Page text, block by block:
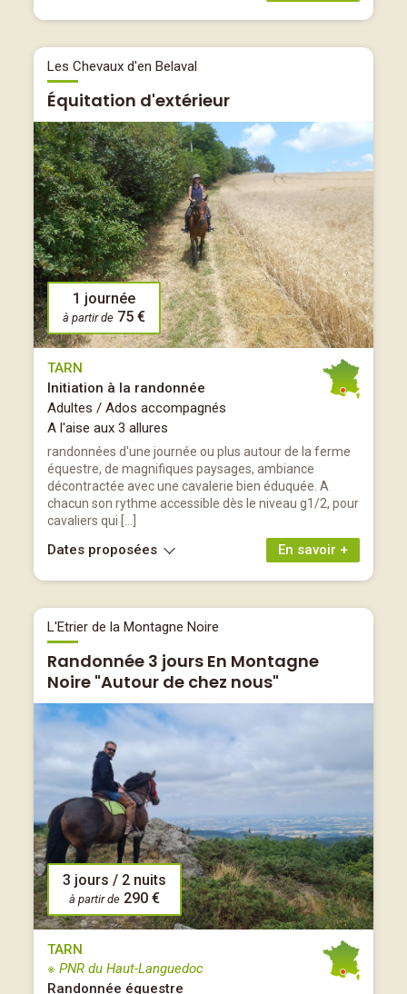
Les Chevaux d'en Belaval
Équitation d'extérieur
1 journée
à partir de 75 €
TARN
Initiation à la randonnée
Adultes / Ados accompagnés
A l'aise aux 3 allures
randonnées d'une journée ou plus autour de la ferme
équestre, de magnifiques paysages, ambiance
décontractée avec une cavalerie bien éduquée. A
chacun son rythme accessible dès le niveau g1/2, pour
cavaliers qui […]
En savoir +
Dates proposées
L'Etrier de la Montagne Noire
Randonnée 3 jours En Montagne
Noire "Autour de chez nous"
3 jours / 2 nuits
à partir de 290 €
TARN
※ PNR du Haut-Languedoc
Randonnée équestre